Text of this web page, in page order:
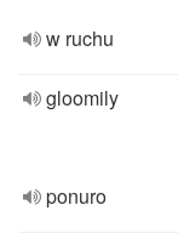
w ruchu
gloomily
ponuro